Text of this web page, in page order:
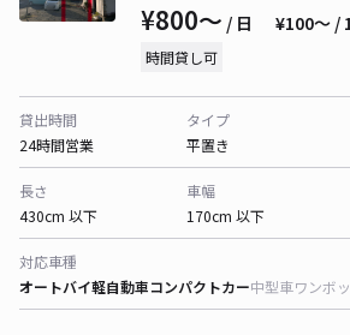
¥800〜 / 日 ¥100〜 /
時間貸し可
貸出時間
24時間営業
タイプ
平置き
長さ
430cm 以下
車幅
170cm 以下
対応車種
オートバイ軽自動車コンパクトカー中型車ワンボ